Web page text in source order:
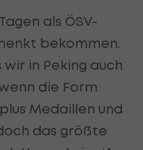
als ÖSV-
bekommen.
in Peking auch
die Form
Medaillen und
das größte